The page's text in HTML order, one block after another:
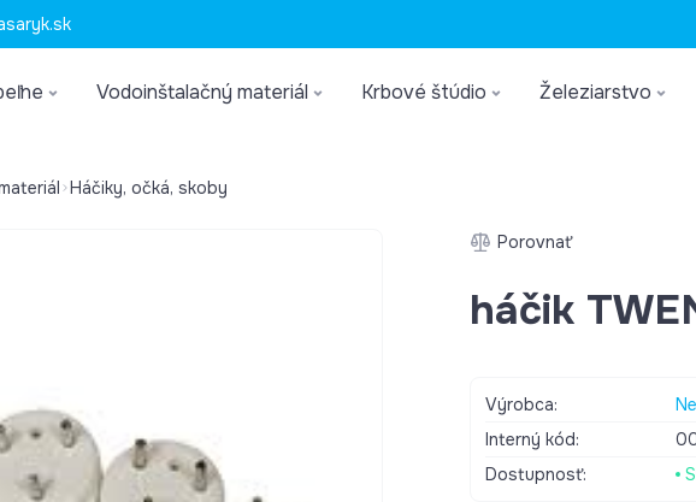
Vodoinštalačný materiál Krbové štúdio Železiarstvo
Háčiky, očká, skoby
Porovnať
háčik
Výrobca:
Interný kód:
Dostupnosť: